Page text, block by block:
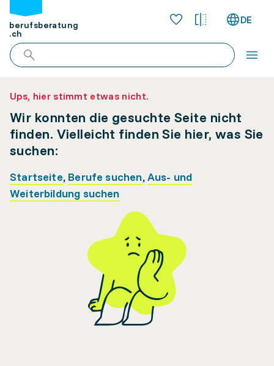
berufsberatung
.ch
DE
Ups, hier stimmt etwas nicht.
Wir konnten die gesuchte Seite nicht
finden. Vielleicht finden Sie hier, was Sie
suchen:
Startseite, Berufe suchen,Aus- und
Weiterbildung suchen